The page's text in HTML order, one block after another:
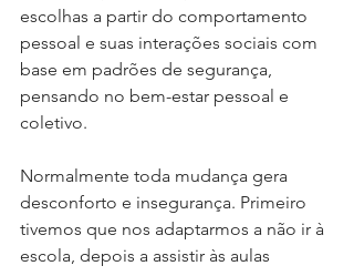
escolhas a partir do comportamento
pessoal e suas interações sociais com
base em padrões de segurança,
pensando no bem-estar pessoal e
coletivo.
Normalmente toda mudança gera
desconforto e insegurança. Primeiro
tivemos que nos adaptarmos a não ir à
escola, depois a assistir às aulas